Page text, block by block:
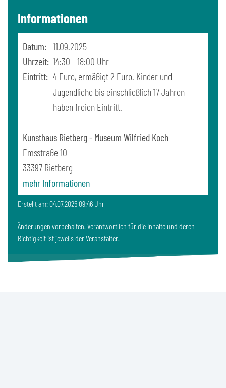
Informationen
Datum: 11.09.2025
Uhrzeit: 14:30 - 18:00 Uhr
Eintritt: 4 Euro, ermäßigt 2 Euro. Kinder und
Jugendliche bis einschließlich 17 Jahren
haben freien Eintritt.
Kunsthaus Rietberg - Museum Wilfried Koch
Emsstraße 10
33397 Rietberg
mehr Informationen
Erstellt am: 04.07.2025 09:46 Uhr
Änderungen vorbehalten. Verantwortlich für die Inhalte und deren
Richtigkeit ist jeweils der Veranstalter.